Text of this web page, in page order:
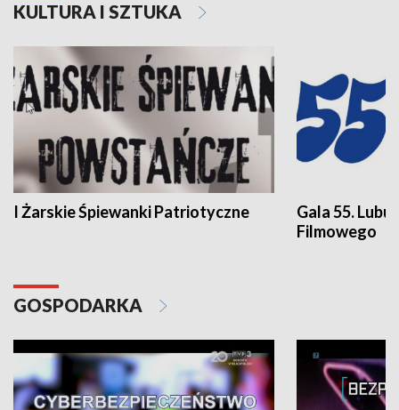
KULTURA I SZTUKA
I Żarskie Śpiewanki Patriotyczne
Gala 55.
Filmowego
GOSPODARKA